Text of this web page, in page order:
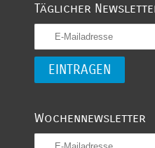
Täglicher
Wochennewsletter